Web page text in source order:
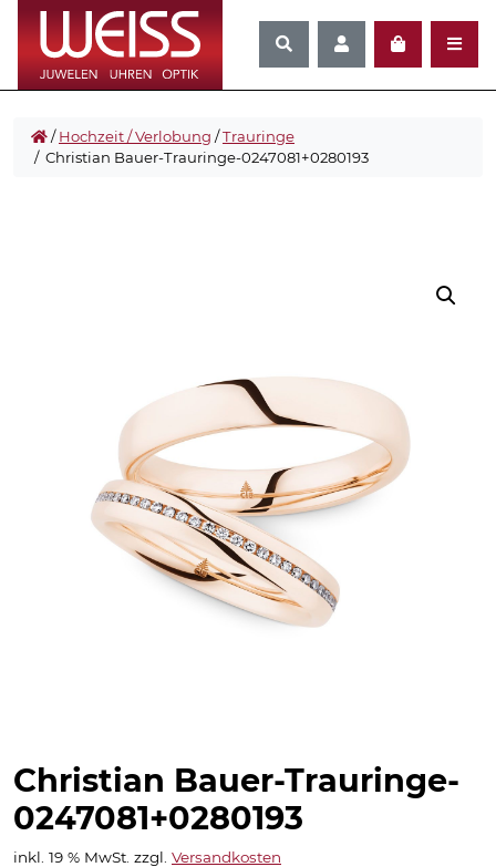
/Hochzeit / Verlobung /Trauringe
/ Christian Bauer-Trauringe-0247081+0280193
Christian Bauer-Trauringe-
0247081+0280193
inkl. 19 % MwSt. zzgl. Versandkosten